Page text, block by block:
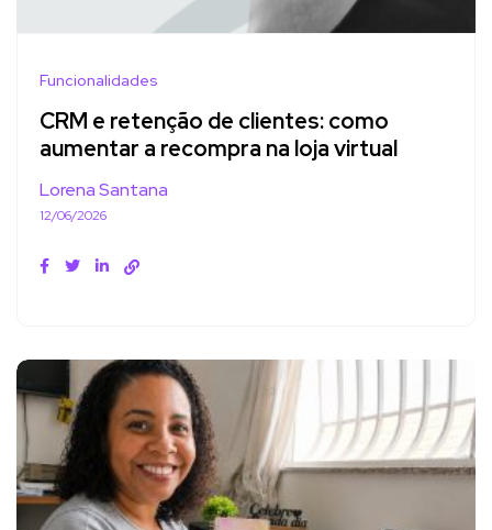
Funcionalidades
CRM e retenção de clientes: como
aumentar a recompra na loja virtual
Lorena Santana
12/06/2026